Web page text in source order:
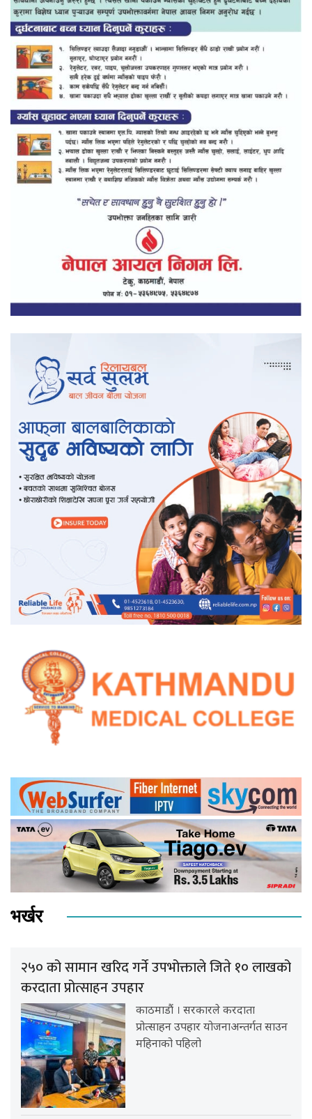
भर्खर
२५० को सामान खरिद गर्ने उपभोक्ताले जिते १० लाखको
करदाता प्रोत्साहन उपहार
काठमाडौं । सरकारले करदाता
प्रोत्साहन उपहार योजनाअन्तर्गत साउन
महिनाको पहिलो